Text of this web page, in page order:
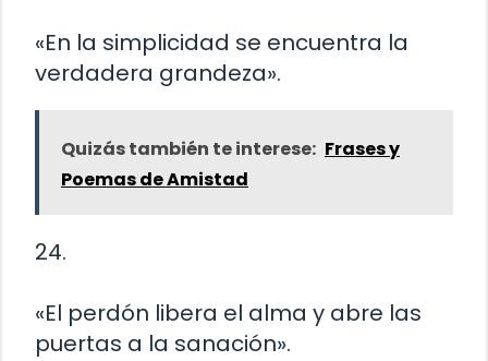
«En la simplicidad se encuentra la
verdadera grandeza».
Quizás también te interese: Frases y
Poemas de Amistad
24.
«El perdón libera el alma y abre las
puertas a la sanación».